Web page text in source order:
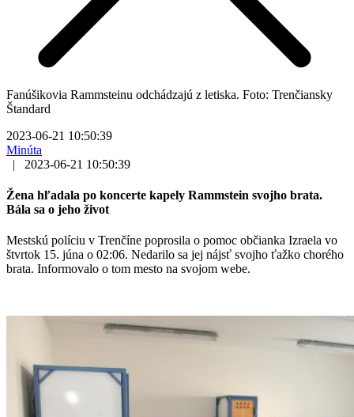
Fanúšikovia Rammsteinu odchádzajú z letiska. Foto: Trenčiansky
Štandard
2023-06-21 10:50:39
Minúta
|
2023-06-21 10:50:39
Žena hľadala po koncerte kapely Rammstein svojho brata.
Bála sa o jeho život
Mestskú políciu v Trenčíne poprosila o pomoc občianka Izraela vo
štvrtok 15. júna o 02:06. Nedarilo sa jej nájsť svojho ťažko chorého
brata. Informovalo o tom mesto na svojom webe.